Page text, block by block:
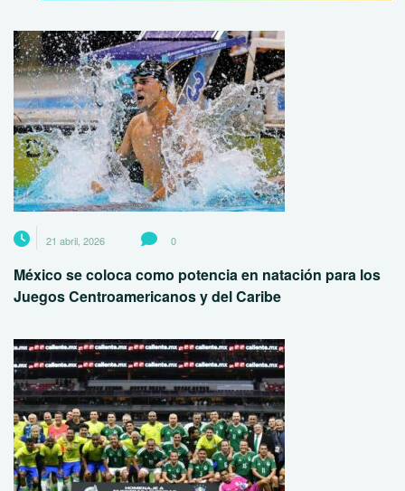
21 abril, 2026 0
México se coloca como potencia en natación para los
Juegos Centroamericanos y del Caribe